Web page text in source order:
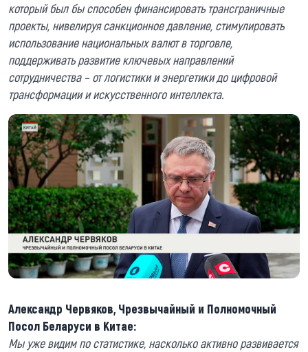
который был бы способен финансировать трансграничные
проекты, нивелируя санкционное давление, стимулировать
использование национальных валют в торговле,
поддерживать развитие ключевых направлений
сотрудничества – от логистики и энергетики до цифровой
трансформации и искусственного интеллекта.
Александр Червяков, Чрезвычайный и Полномочный
Посол Беларуси в Китае:
Мы уже видим по статистике, насколько активно развивается